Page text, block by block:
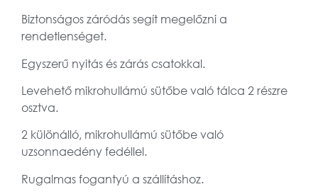
Biztonságos záródás segít megelőzni a
rendetlenséget.
Egyszerű nyitás és zárás csatokkal.
Levehető mikrohullámú sütőbe való tálca 2 részre
osztva.
2 különálló, mikrohullámú sütőbe való
uzsonnaedény fedéllel.
Rugalmas fogantyú a szállításhoz.